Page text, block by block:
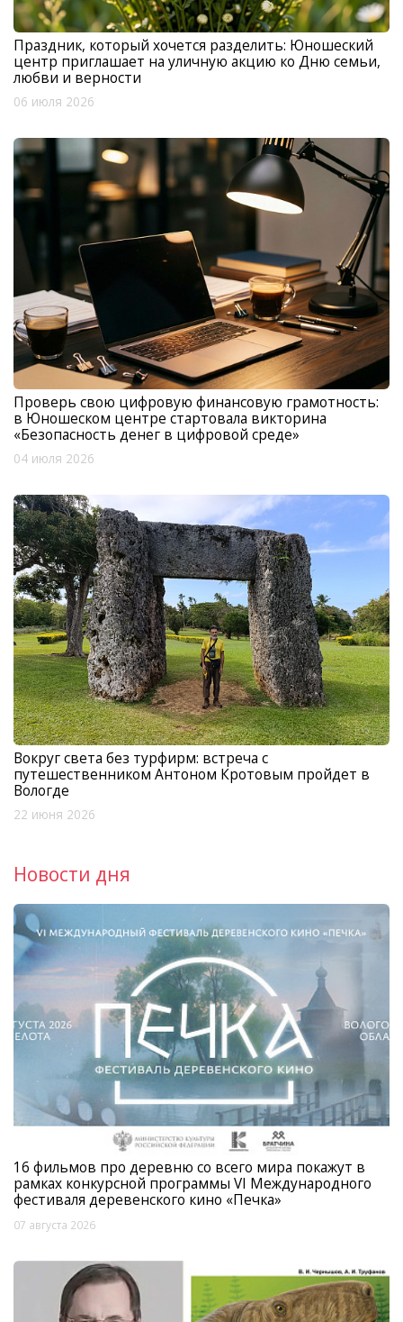
Праздник, который хочется разделить: Юношеский
центр приглашает на уличную акцию ко Дню семьи,
любви и верности
06 июля 2026
Проверь свою цифровую финансовую грамотность:
в Юношеском центре стартовала викторина
«Безопасность денег в цифровой среде»
04 июля 2026
Вокруг света без турфирм: встреча с
путешественником Антоном Кротовым пройдет в
Вологде
22 июня 2026
Новости дня
16 фильмов про деревню со всего мира покажут в
рамках конкурсной программы VI Международного
фестиваля деревенского кино «Печка»
07 августа 2026